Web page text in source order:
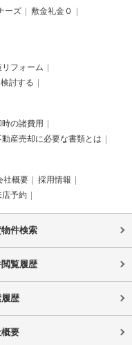
ーズ
敷金礼金０
リフォーム
討する
の諸費用
動産売却に必要な書類とは
社概要
採用情報
店予約
件検索
覧履歴
歴
要